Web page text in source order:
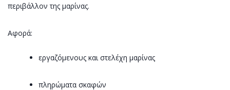
περιβάλλον της μαρίνας.
Αφορά:
εργαζόμενους και στελέχη μαρίνας
πληρώματα σκαφών